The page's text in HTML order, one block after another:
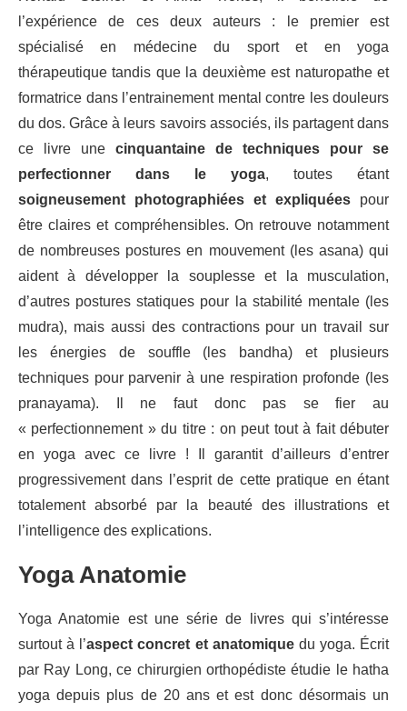
l’expérience de ces deux auteurs : le premier est
spécialisé en médecine du sport et en yoga
thérapeutique tandis que la deuxième est naturopathe et
formatrice dans l’entrainement mental contre les douleurs
du dos. Grâce à leurs savoirs associés, ils partagent dans
ce livre une cinquantaine de techniques pour se
perfectionner dans le yoga, toutes étant
soigneusement photographiées et expliquées pour
être claires et compréhensibles. On retrouve notamment
de nombreuses postures en mouvement (les asana) qui
aident à développer la souplesse et la musculation,
d’autres postures statiques pour la stabilité mentale (les
mudra), mais aussi des contractions pour un travail sur
les énergies de souffle (les bandha) et plusieurs
techniques pour parvenir à une respiration profonde (les
pranayama). Il ne faut donc pas se fier au
« perfectionnement » du titre : on peut tout à fait débuter
en yoga avec ce livre ! Il garantit d’ailleurs d’entrer
progressivement dans l’esprit de cette pratique en étant
totalement absorbé par la beauté des illustrations et
l’intelligence des explications.
Yoga Anatomie
Yoga Anatomie est une série de livres qui s’intéresse
surtout à l’aspect concret et anatomiquedu yoga. Écrit
par Ray Long, ce chirurgien orthopédiste étudie le hatha
yoga depuis plus de 20 ans et est donc désormais un